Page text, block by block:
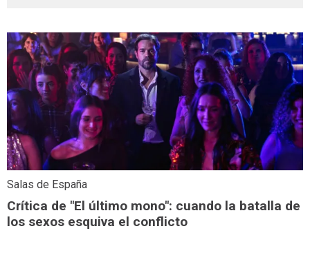
Salas de España
Crítica de "El último mono": cuando la batalla de
los sexos esquiva el conflicto